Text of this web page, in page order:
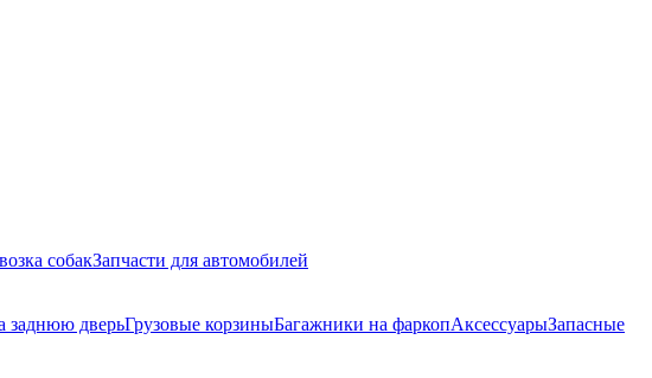
собакЗапчасти для автомобилей
заднюю дверьГрузовые корзиныБагажники на фаркопАксессуарыЗапасные